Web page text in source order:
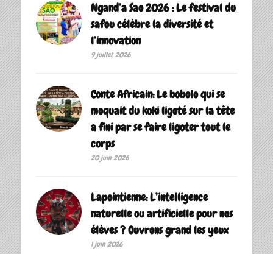
Ngand’a Sao 2026 : Le festival du
safou célèbre la diversité et
l’innovation
9 juillet 2026
Conte Africain: Le bobolo qui se
moquait du koki ligoté sur la tête
a fini par se faire ligoter tout le
corps
20 juin 2026
Lapointienne: L’intelligence
naturelle ou artificielle pour nos
élèves ? Ouvrons grand les yeux
1 juin 2026